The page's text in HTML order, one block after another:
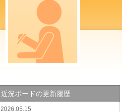
近況ボードの更新履歴
2026.05.15